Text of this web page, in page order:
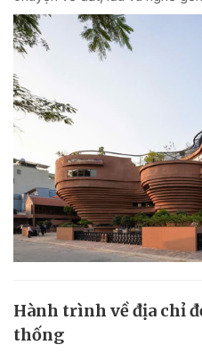
Hành trình về địa chỉ
thống